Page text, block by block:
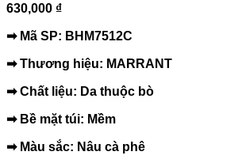
630,000 ₫
➡ Mã SP: BHM7512C
➡ Thương hiệu: MARRANT
➡ Chất liệu: Da thuộc bò
➡ Bề mặt túi: Mềm
➡ Màu sắc: Nâu cà phê